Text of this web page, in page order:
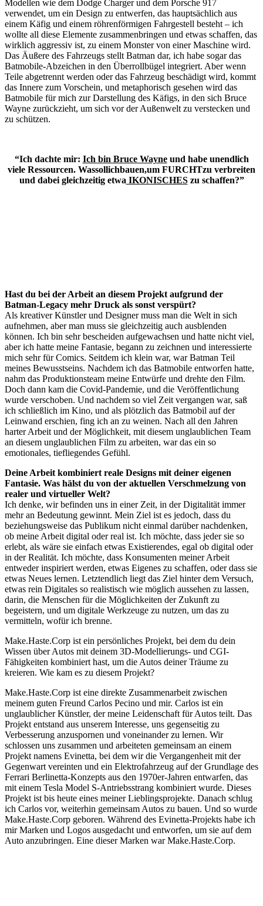
Modellen wie dem Dodge Charger und dem Porsche 917
verwendet, um ein Design zu entwerfen, das hauptsächlich aus
einem Käfig und einem röhrenförmigen Fahrgestell besteht – ich
wollte all diese Elemente zusammenbringen und etwas schaffen, das
wirklich aggressiv ist, zu einem Monster von einer Maschine wird.
Das Äußere des Fahrzeugs stellt Batman dar, ich habe sogar das
Batmobile-Abzeichen in den Überrollbügel integriert. Aber wenn
Teile abgetrennt werden oder das Fahrzeug beschädigt wird, kommt
das Innere zum Vorschein, und metaphorisch gesehen wird das
Batmobile für mich zur Darstellung des Käfigs, in den sich Bruce
Wayne zurückzieht, um sich vor der Außenwelt zu verstecken und
zu schützen.
“Ich dachte mir: Ich bin Bruce Wayneund habe unendlich
viele Ressourcen. Wassollichbauen,um FURCHTzu verbreiten
und dabei gleichzeitig etwa IKONISCHESzu schaffen?”
Hast du bei der Arbeit an diesem Projekt aufgrund der
Batman-Legacy mehr Druck als sonst verspürt?
Als kreativer Künstler und Designer muss man die Welt in sich
aufnehmen, aber man muss sie gleichzeitig auch ausblenden
können. Ich bin sehr bescheiden aufgewachsen und hatte nicht viel,
aber ich hatte meine Fantasie, begann zu zeichnen und interessierte
mich sehr für Comics. Seitdem ich klein war, war Batman Teil
meines Bewusstseins. Nachdem ich das Batmobile entworfen hatte,
nahm das Produktionsteam meine Entwürfe und drehte den Film.
Doch dann kam die Covid-Pandemie, und die Veröffentlichung
wurde verschoben. Und nachdem so viel Zeit vergangen war, saß
ich schließlich im Kino, und als plötzlich das Batmobil auf der
Leinwand erschien, fing ich an zu weinen. Nach all den Jahren
harter Arbeit und der Möglichkeit, mit diesem unglaublichen Team
an diesem unglaublichen Film zu arbeiten, war das ein so
emotionales, tiefliegendes Gefühl.
Deine Arbeit kombiniert reale Designs mit deiner eigenen
Fantasie. Was hälst du von der aktuellen Verschmelzung von
realer und virtueller Welt?
Ich denke, wir befinden uns in einer Zeit, in der Digitalität immer
mehr an Bedeutung gewinnt. Mein Ziel ist es jedoch, dass du
beziehungsweise das Publikum nicht einmal darüber nachdenken,
ob meine Arbeit digital oder real ist. Ich möchte, dass jeder sie so
erlebt, als wäre sie einfach etwas Existierendes, egal ob digital oder
in der Realität. Ich möchte, dass Konsumenten meiner Arbeit
entweder inspiriert werden, etwas Eigenes zu schaffen, oder dass sie
etwas Neues lernen. Letztendlich liegt das Ziel hinter dem Versuch,
etwas rein Digitales so realistisch wie möglich aussehen zu lassen,
darin, die Menschen für die Möglichkeiten der Zukunft zu
begeistern, und um digitale Werkzeuge zu nutzen, um das zu
vermitteln, wofür ich brenne.
Make.Haste.Corp ist ein persönliches Projekt, bei dem du dein
Wissen über Autos mit deinem 3D-Modellierungs- und CGI-
Fähigkeiten kombiniert hast, um die Autos deiner Träume zu
kreieren. Wie kam es zu diesem Projekt?
Make.Haste.Corp ist eine direkte Zusammenarbeit zwischen
meinem guten Freund Carlos Pecino und mir. Carlos ist ein
unglaublicher Künstler, der meine Leidenschaft für Autos teilt. Das
Projekt entstand aus unserem Interesse, uns gegenseitig zu
Verbesserung anzuspornen und voneinander zu lernen. Wir
schlossen uns zusammen und arbeiteten gemeinsam an einem
Projekt namens Evinetta, bei dem wir die Vergangenheit mit der
Gegenwart vereinten und ein Elektrofahrzeug auf der Grundlage des
Ferrari Berlinetta-Konzepts aus den 1970er-Jahren entwarfen, das
mit einem Tesla Model S-Antriebsstrang kombiniert wurde. Dieses
Projekt ist bis heute eines meiner Lieblingsprojekte. Danach schlug
ich Carlos vor, weiterhin gemeinsam Autos zu bauen. Und so wurde
Make.Haste.Corp geboren. Während des Evinetta-Projekts habe ich
mir Marken und Logos ausgedacht und entworfen, um sie auf dem
Auto anzubringen. Eine dieser Marken war Make.Haste.Corp.